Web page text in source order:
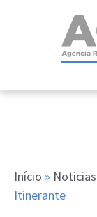
Início »
Itinerante